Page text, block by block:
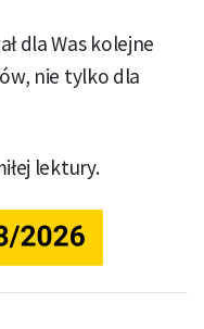
dla Was kolejne
nie tylko dla
lektury.